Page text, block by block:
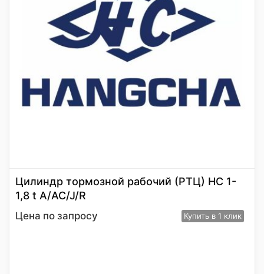
Цилиндр тормозной рабочий (РТЦ) HC 1-
1,8 t A/AC/J/R
Цена по запросу Купить в 1 клик